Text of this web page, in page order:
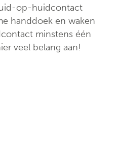
Campussen
Contact
op-huidcontact
handdoek en waken
minstens één
veel belang aan!